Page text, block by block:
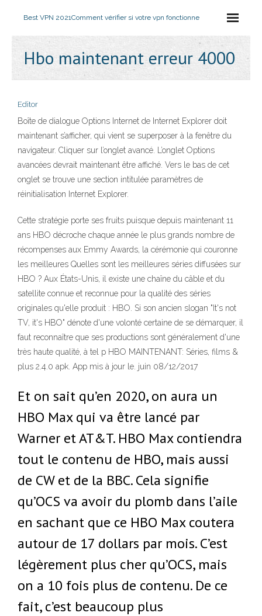
Best VPN 2021Comment vérifier si votre vpn fonctionne
Hbo maintenant erreur 4000
Editor
Boîte de dialogue Options Internet de Internet Explorer doit
maintenant s’afficher, qui vient se superposer à la fenêtre du
navigateur. Cliquer sur l’onglet avancé. L’onglet Options
avancées devrait maintenant être affiché. Vers le bas de cet
onglet se trouve une section intitulée paramètres de
réinitialisation Internet Explorer.
Cette stratégie porte ses fruits puisque depuis maintenant 11
ans HBO décroche chaque année le plus grands nombre de
récompenses aux Emmy Awards, la cérémonie qui couronne
les meilleures Quelles sont les meilleures séries diffusées sur
HBO ? Aux États-Unis, il existe une chaîne du câble et du
satellite connue et reconnue pour la qualité des séries
originales qu'elle produit : HBO. Si son ancien slogan "It's not
TV, it's HBO" dénote d'une volonté certaine de se démarquer, il
faut reconnaître que ses productions sont généralement d'une
très haute qualité, à tel p HBO MAINTENANT: Séries, films &
plus 2.4.0 apk. App mis à jour le. juin 08/12/2017
Et on sait qu’en 2020, on aura un
HBO Max qui va être lancé par
Warner et AT&T. HBO Max contiendra
tout le contenu de HBO, mais aussi
de CW et de la BBC. Cela signifie
qu’OCS va avoir du plomb dans l’aile
en sachant que ce HBO Max coutera
autour de 17 dollars par mois. C’est
légèrement plus cher qu’OCS, mais
on a 10 fois plus de contenu. De ce
fait, c’est beaucoup plus